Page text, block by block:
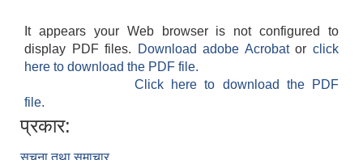
It appears your Web browser is not configured to
display PDF files.
Download adobe Acrobatorclick
here to download the PDF file.
Click here to download the PDF
file.
प्रकार: